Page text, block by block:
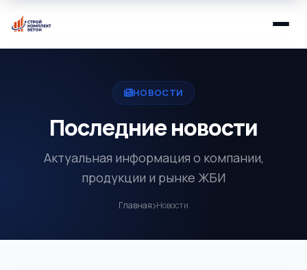
НОВОСТИ
Последние новости
Актуальная информация о компании,
продукции и рынке ЖБИ
Главная Новости